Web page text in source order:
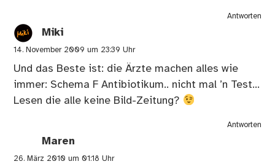
Antworten
Miki
14. November 2009 um 23:39 Uhr
Und das Beste ist: die Ärzte machen alles wie
immer: Schema F Antibiotikum.. nicht mal ’n Test…
Lesen die alle keine Bild-Zeitung?
Antworten
Maren
26. März 2010 um 01:18 Uhr